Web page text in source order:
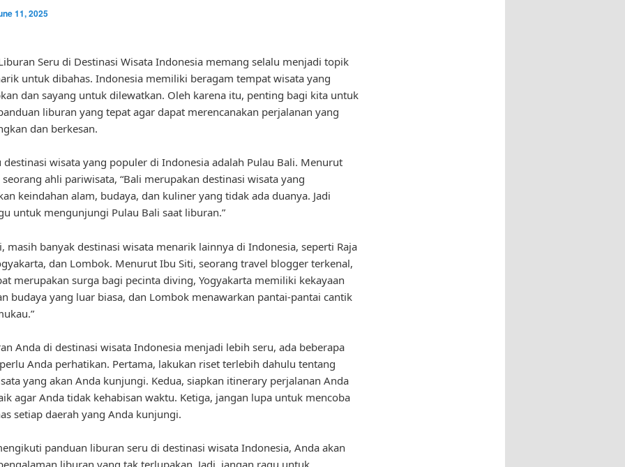
11, 2025
Seru di Destinasi Wisata Indonesia memang selalu menjadi topik
untuk dibahas. Indonesia memiliki beragam tempat wisata yang
dan sayang untuk dilewatkan. Oleh karena itu, penting bagi kita untuk
liburan yang tepat agar dapat merencanakan perjalanan yang
dan berkesan.
destinasi wisata yang populer di Indonesia adalah Pulau Bali. Menurut
seorang ahli pariwisata, “Bali merupakan destinasi wisata yang
keindahan alam, budaya, dan kuliner yang tidak ada duanya. Jadi
untuk mengunjungi Pulau Bali saat liburan.”
masih banyak destinasi wisata menarik lainnya di Indonesia, seperti Raja
dan Lombok. Menurut Ibu Siti, seorang travel blogger terkenal,
merupakan surga bagi pecinta diving, Yogyakarta memiliki kekayaan
budaya yang luar biasa, dan Lombok menawarkan pantai-pantai cantik
Anda di destinasi wisata Indonesia menjadi lebih seru, ada beberapa
Anda perhatikan. Pertama, lakukan riset terlebih dahulu tentang
yang akan Anda kunjungi. Kedua, siapkan itinerary perjalanan Anda
agar Anda tidak kehabisan waktu. Ketiga, jangan lupa untuk mencoba
setiap daerah yang Anda kunjungi.
panduan liburan seru di destinasi wisata Indonesia, Anda akan